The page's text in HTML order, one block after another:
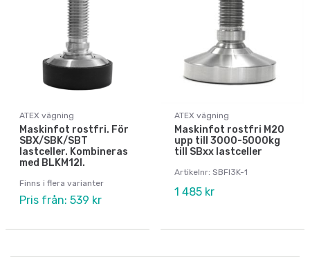
ATEX vägning
Maskinfot rostfri. För
SBX/SBK/SBT
lastceller. Kombineras
med BLKM12I.
Finns i flera varianter
Pris från: 539 kr
ATEX vägning
Maskinfot rostfri M20
upp till 3000-5000kg
till SBxx lastceller
Artikelnr: SBFI3K-1
1 485 kr